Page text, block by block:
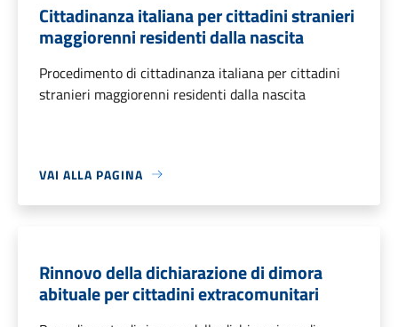
Cittadinanza italiana per cittadini stranieri
maggiorenni residenti dalla nascita
Procedimento di cittadinanza italiana per cittadini
stranieri maggiorenni residenti dalla nascita
VAI ALLA PAGINA
Rinnovo della dichiarazione di dimora
abituale per cittadini extracomunitari